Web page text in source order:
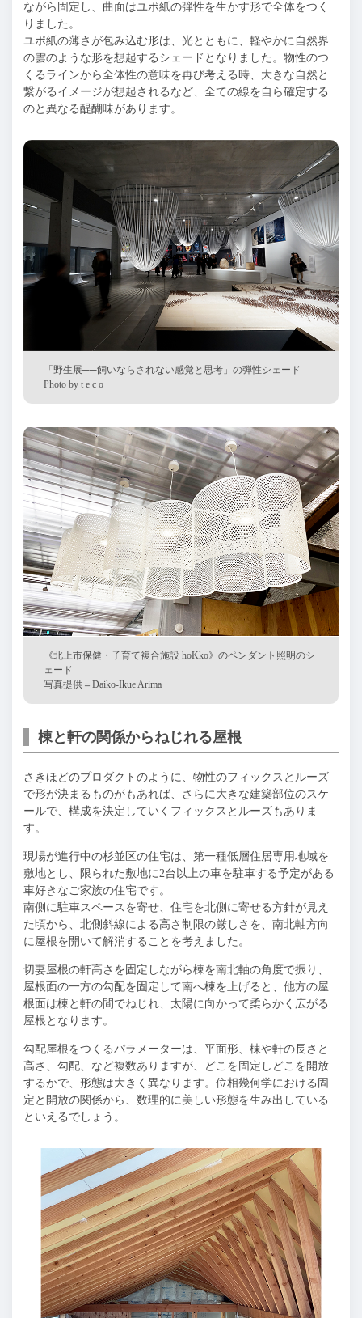
ながら固定し、曲面はユポ紙の弾性を生かす形で全体をつく
りました。
ユポ紙の薄さが包み込む形は、光とともに、軽やかに自然界
の雲のような形を想起するシェードとなりました。物性のつ
くるラインから全体性の意味を再び考える時、大きな自然と
繋がるイメージが想起されるなど、全ての線を自ら確定する
のと異なる醍醐味があります。
「野生展──飼いならされない感覚と思考」の弾性シェード
Photo by t e c o
《北上市保健・子育て複合施設 hoKko》のペンダント照明のシ
ェード
写真提供＝Daiko-Ikue Arima
棟と軒の関係からねじれる屋根
さきほどのプロダクトのように、物性のフィックスとルーズ
で形が決まるものがもあれば、さらに大きな建築部位のスケ
ールで、構成を決定していくフィックスとルーズもありま
す。
現場が進行中の杉並区の住宅は、第一種低層住居専用地域を
敷地とし、限られた敷地に2台以上の車を駐車する予定がある
車好きなご家族の住宅です。
南側に駐車スペースを寄せ、住宅を北側に寄せる方針が見え
た頃から、北側斜線による高さ制限の厳しさを、南北軸方向
に屋根を開いて解消することを考えました。
切妻屋根の軒高さを固定しながら棟を南北軸の角度で振り、
屋根面の一方の勾配を固定して南へ棟を上げると、他方の屋
根面は棟と軒の間でねじれ、太陽に向かって柔らかく広がる
屋根となります。
勾配屋根をつくるパラメーターは、平面形、棟や軒の長さと
高さ、勾配、など複数ありますが、どこを固定しどこを開放
するかで、形態は大きく異なります。位相幾何学における固
定と開放の関係から、数理的に美しい形態を生み出している
といえるでしょう。